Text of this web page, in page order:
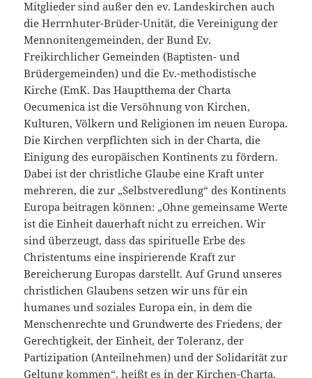
Mitglieder sind außer den ev. Landeskirchen auch
die Herrnhuter-Brüder-Unität, die Vereinigung der
Mennonitengemeinden, der Bund Ev.
Freikirchlicher Gemeinden (Baptisten- und
Brüdergemeinden) und die Ev.-methodistische
Kirche (EmK. Das Hauptthema der Charta
Oecumenica ist die Versöhnung von Kirchen,
Kulturen, Völkern und Religionen im neuen Europa.
Die Kirchen verpflichten sich in der Charta, die
Einigung des europäischen Kontinents zu fördern.
Dabei ist der christliche Glaube eine Kraft unter
mehreren, die zur „Selbstveredlung“ des Kontinents
Europa beitragen können: „Ohne gemeinsame Werte
ist die Einheit dauerhaft nicht zu erreichen. Wir
sind überzeugt, dass das spirituelle Erbe des
Christentums eine inspirierende Kraft zur
Bereicherung Europas darstellt. Auf Grund unseres
christlichen Glaubens setzen wir uns für ein
humanes und soziales Europa ein, in dem die
Menschenrechte und Grundwerte des Friedens, der
Gerechtigkeit, der Einheit, der Toleranz, der
Partizipation (Anteilnehmen) und der Solidarität zur
Geltung kommen“, heißt es in der Kirchen-Charta.